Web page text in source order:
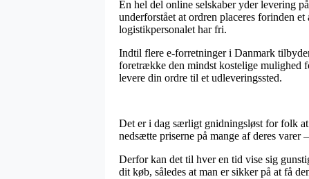
En hel del online selskaber yder levering
underforstået at ordren placeres forinden
logistikpersonalet har fri.
Indtil flere e-forretninger i Danmark
foretrække den mindst kostelige
levere din ordre til et udleveringssted.
Det er i dag særligt gnidningsløst for folk
nedsætte priserne på mange af deres
Derfor kan det til hver en tid vise sig
dit køb, således at man er sikker på at få